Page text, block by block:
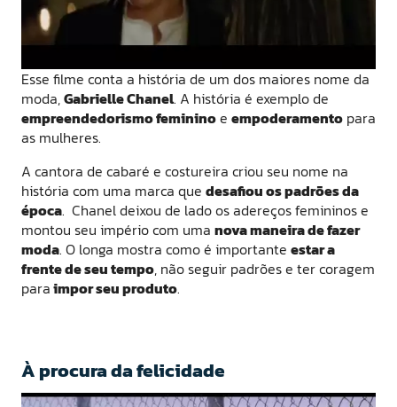
Esse filme conta a história de um dos maiores nome da
moda,Gabrielle Chanel. A história é exemplo de
empreendedorismo femininoe empoderamento para
as mulheres.
A cantora de cabaré e costureira criou seu nome na
história com uma marca que desafiou os padrões da
época. Chanel deixou de lado os adereços femininos e
montou seu império com uma nova maneira de fazer
moda. O longa mostra como é importante estar a
frente de seu tempo, não seguir padrões e ter coragem
paraimpor seu produto.
À procura da felicidade